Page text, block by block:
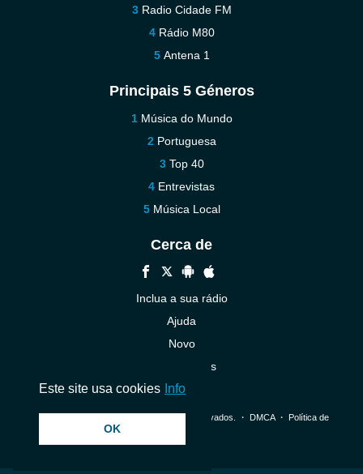
Radio Cidade FM
Rádio M80
Antena 1
Principais 5 Géneros
Música do Mundo
Portuguesa
Top 40
Entrevistas
Música Local
Cerca de
Inclua a sua rádio
Ajuda
Novo
Contacte-nos
© 2026 InstantAudio. Todos os direitos reservados. ・ DMCA・ Política de
Este site usa cookies Info
OK